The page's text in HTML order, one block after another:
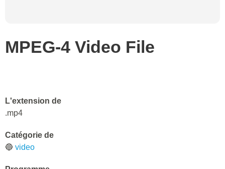
MPEG-4 Video File
L'extension de
.mp4
Catégorie de
🔵 video